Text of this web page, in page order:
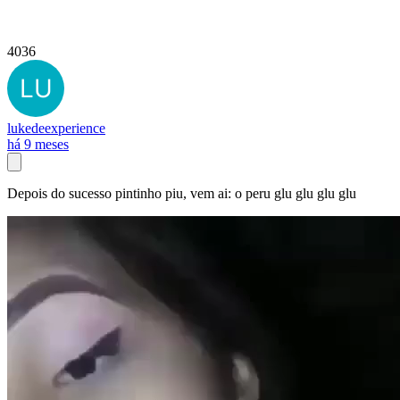
4036
lukedeexperience
há 9 meses
Depois do sucesso pintinho piu, vem ai: o peru glu glu glu glu